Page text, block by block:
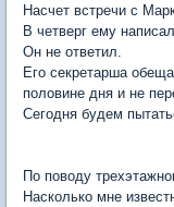
Насчет встречи с
В четверг ему
Он не ответил.
Его секретарша
половине дня и не
Сегодня будем
По поводу
Насколько мне